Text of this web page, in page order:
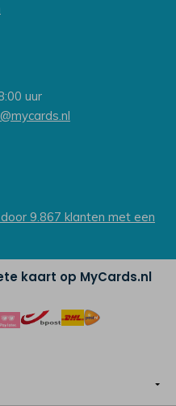
uur
9.867 klanten met een
kaart op MyCards.nl